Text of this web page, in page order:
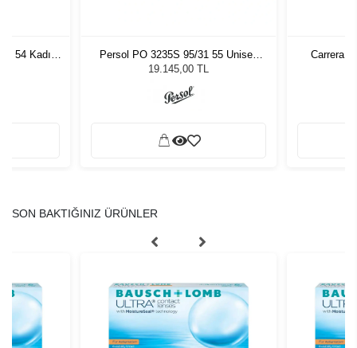
54 Kadın
Persol PO 3235S 95/31 55 Unisex
Güneş Gözlüğü
19.145,00 TL
Carrera
SON BAKTIĞINIZ ÜRÜNLER